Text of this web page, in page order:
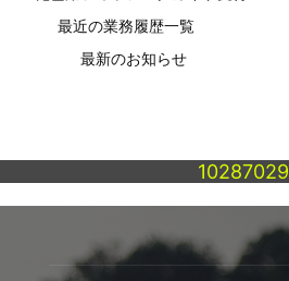
最近の業務履歴一覧
最新のお知らせ
10287029